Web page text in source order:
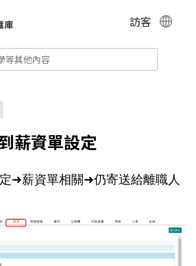
訪客
薪資單設定
➜薪資單相關➜仍寄送給離職人